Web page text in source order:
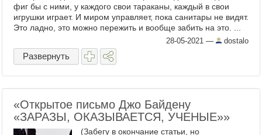
фиг бы с ними, у каждого свои тараканы, каждый в свои
игрушки играет. И миром управляет, пока санитары не видят.
Это ладно, это можно пережить и вообще забить на это. ...
28-05-2021 — dostalo
Развернуть
«Открытое письмо Джо Байдену
«ЗАРАЗЫ, ОКАЗЫВАЕТСЯ, УЧЕНЫЕ»»
(Забегу в окончание статьи, но